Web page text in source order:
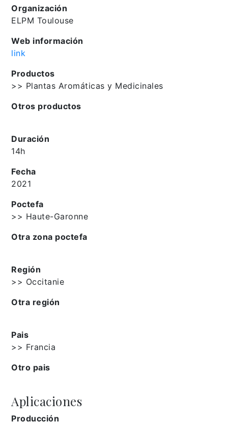
Organización
ELPM Toulouse
Web información
link
Productos
>> Plantas Aromáticas y Medicinales
Otros productos
Duración
14h
Fecha
2021
Poctefa
>> Haute-Garonne
Otra zona poctefa
Región
>> Occitanie
Otra región
Pais
>> Francia
Otro pais
Aplicaciones
Producción